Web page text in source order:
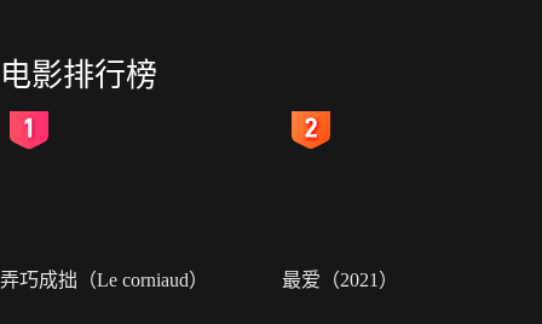
电影排行榜
弄巧成拙（Le corniaud） 最爱（2021）